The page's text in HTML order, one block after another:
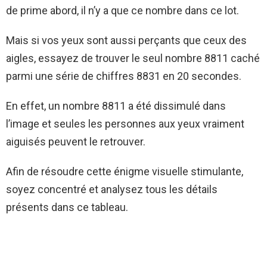
de prime abord, il n’y a que ce nombre dans ce lot.
Mais si vos yeux sont aussi perçants que ceux des
aigles, essayez de trouver le seul nombre 8811 caché
parmi une série de chiffres 8831 en 20 secondes.
En effet, un nombre 8811 a été dissimulé dans
l’image et seules les personnes aux yeux vraiment
aiguisés peuvent le retrouver.
Afin de résoudre cette énigme visuelle stimulante,
soyez concentré et analysez tous les détails
présents dans ce tableau.